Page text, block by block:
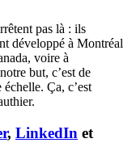
pas là : ils
développé à Montréal
voire à
but, c’est de
Ça, c’est
, LinkedIn et